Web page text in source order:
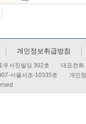
개인정보취급방침
9 서진빌딩 302호 대표
서울서초-10335호 개인정